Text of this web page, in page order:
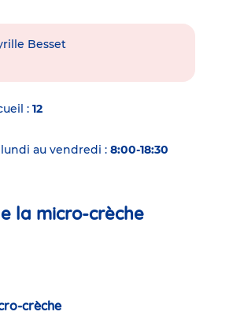
Besset
12
au vendredi : 8:00-18:30
la micro-crèche
crèche